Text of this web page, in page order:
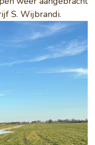
S. Wijbrandi.